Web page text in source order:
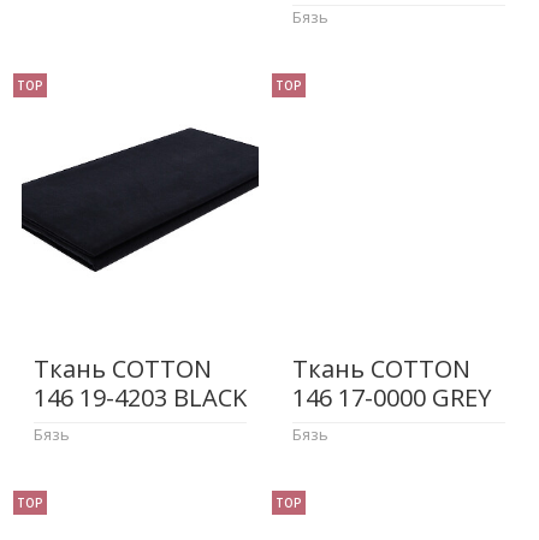
Бязь
TOP
Ткань COTTON
146 19-4203 BLACK
Бязь
TOP
Ткань COTTON
146 17-0000 GREY
Бязь
TOP TOP